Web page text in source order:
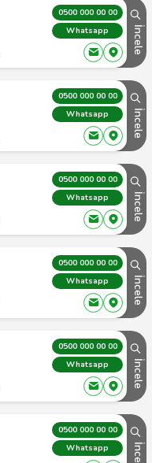
0500 000 00 00
Whatsapp
İncele
0500 000 00 00
Whatsapp
İncele
0500 000 00 00
Whatsapp
İncele
0500 000 00 00
Whatsapp
İncele
0500 000 00 00
Whatsapp
İncele
0500 000 00 00
Whatsapp